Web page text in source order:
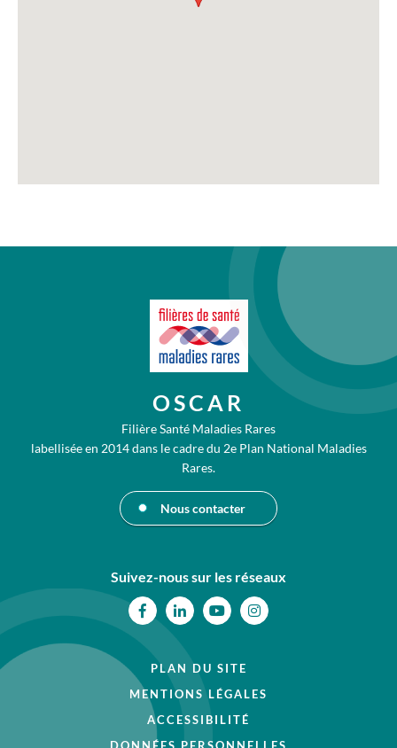
OSCAR
Filière Santé Maladies Rares
labellisée en 2014 dans le cadre du 2e Plan National Maladies
Rares.
Nous contacter
Suivez-nous sur les réseaux
FacebookLinkedin
PLAN DU SITE
MENTIONS LÉGALES
ACCESSIBILITÉ